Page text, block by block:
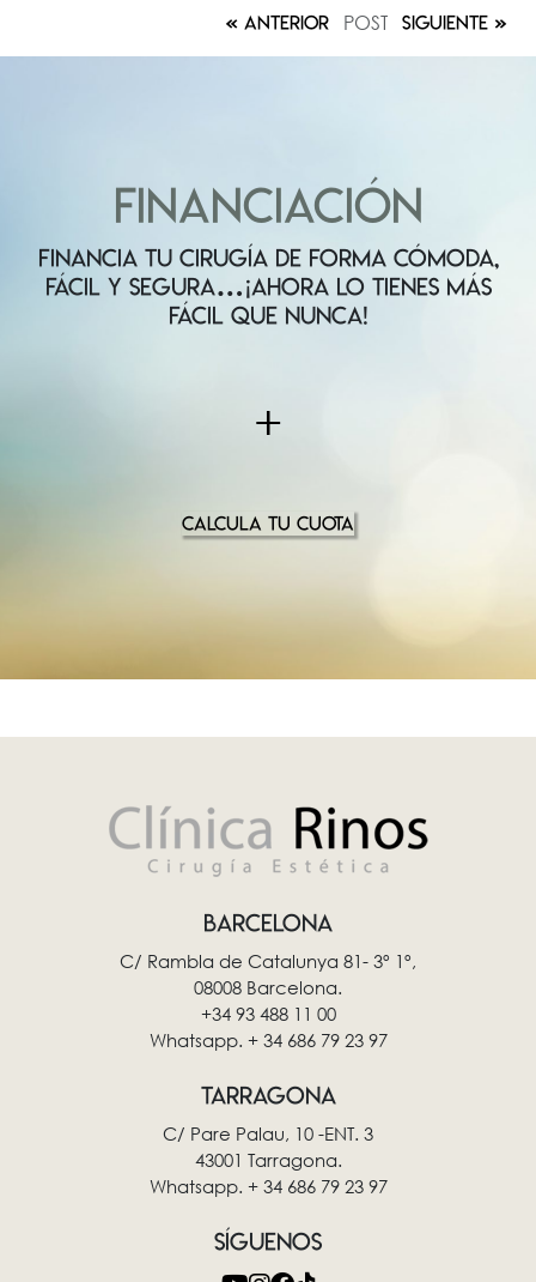
ANTERIOR POST SIGUIENTE
FINANCIACIÓN
FINANCIA TU CIRUGÍA DE FORMA CÓMODA,
FÁCIL Y SEGURA…¡AHORA LO TIENES MÁS
FÁCIL QUE NUNCA!
+
CALCULA TU CUOTA
BARCELONA
C/ Rambla de Catalunya 81- 3º 1º,
08008 Barcelona.
+34 93 488 11 00
Whatsapp. + 34 686 79 23 97
TARRAGONA
C/ Pare Palau, 10 -ENT. 3
43001 Tarragona.
Whatsapp. + 34 686 79 23 97
SÍGUENOS